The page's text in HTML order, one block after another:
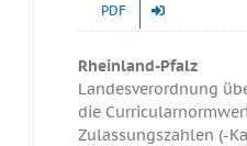
PDF
Rheinland-Pfalz
Landesverordnung
die
Zulassungszahlen (-